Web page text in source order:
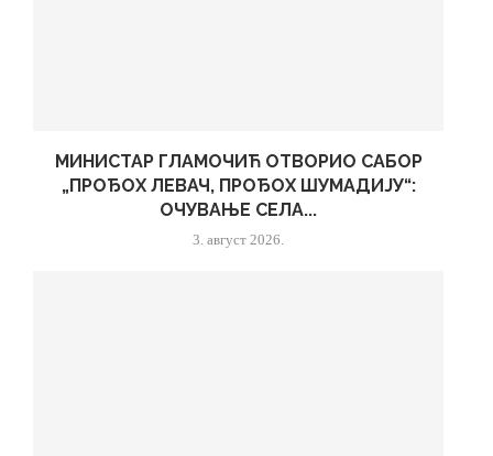
МИНИСТАР ГЛАМОЧИЋ ОТВОРИО САБОР
„ПРОЂОХ ЛЕВАЧ, ПРОЂОХ ШУМАДИЈУ“:
ОЧУВАЊЕ СЕЛА...
3. август 2026.